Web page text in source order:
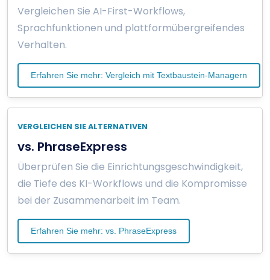
Vergleichen Sie AI-First-Workflows,
Sprachfunktionen und plattformübergreifendes
Verhalten.
Erfahren Sie mehr: Vergleich mit Textbaustein-Managern
VERGLEICHEN SIE ALTERNATIVEN
vs. PhraseExpress
Überprüfen Sie die Einrichtungsgeschwindigkeit,
die Tiefe des KI-Workflows und die Kompromisse
bei der Zusammenarbeit im Team.
Erfahren Sie mehr: vs. PhraseExpress